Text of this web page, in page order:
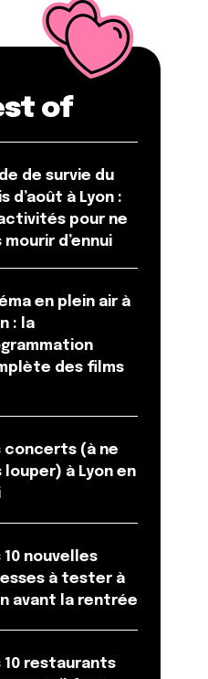
of
de survie du
d’août à Lyon :
pour ne
mourir d’ennui
en plein air à
: la
des films
concerts (à ne
louper) à Lyon en
10 nouvelles
à tester à
avant la rentrée
10 restaurants